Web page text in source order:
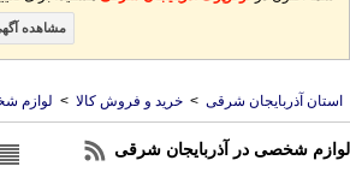
مشاهده
آذربایجان شرقی > خرید و فروش کالا > لوازم
شخصی در آذربایجان شرقی